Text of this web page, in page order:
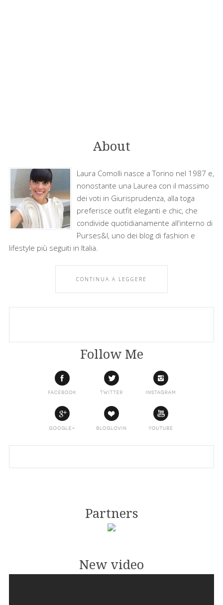
About
Laura Comolli nasce a Torino nel 1987 e,
nonostante una Laurea con il massimo
dei voti in Giurisprudenza, alla toga
preferisce outfit eleganti e chic, che
condivide quotidianamente all'interno di
Purses&I, uno dei blog di fashion e
lifestyle più seguiti in Italia.
CONTINUA A LEGGERE
Follow Me
Partners
New video